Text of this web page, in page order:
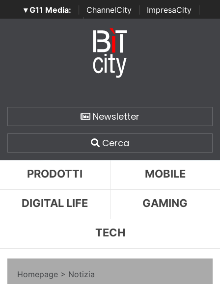
▾ G11 Media: ChannelCity ImpresaCity
SecurityOpenLab | Italian Channel Awards | Italian
Italian Security Awards
Newsletter
Cerca
PRODOTTI MOBILE
DIGITAL LIFE GAMING
TECH
Homepage > Notizia